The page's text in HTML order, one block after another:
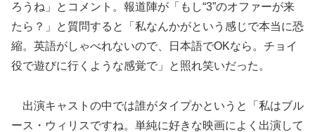
ろうね」とコメント。報道陣が「もし“3”のオファーが来
たら？」と質問すると「私なんかがという感じで本当に恐
縮。英語がしゃべれないので、日本語でOKなら。チョイ
役で遊びに行くような感覚で」と照れ笑いだった。
出演キャストの中では誰がタイプかというと「私はブル
ース・ウィリスですね。単純に好きな映画によく出演して